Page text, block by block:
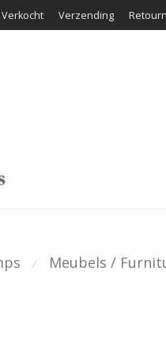
Verkocht Verzending
⁄ Meubels /